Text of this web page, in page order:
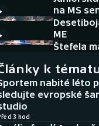
Aplikace ČT sport
AZ kvíz
na MS
ME
Štefela
k
nabité léto
evropské
3 hod